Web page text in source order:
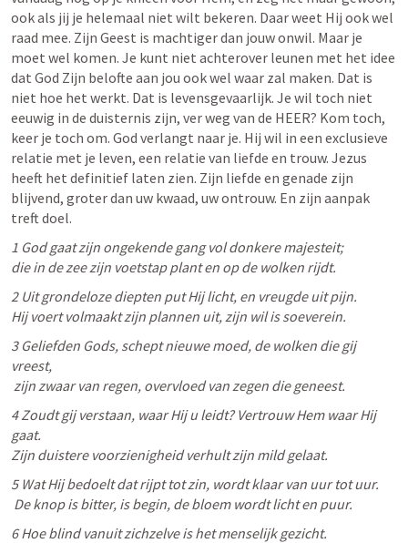
ook als jij je helemaal niet wilt bekeren. Daar weet Hij ook wel
raad mee. Zijn Geest is machtiger dan jouw onwil. Maar je
moet wel komen. Je kunt niet achterover leunen met het idee
dat God Zijn belofte aan jou ook wel waar zal maken. Dat is
niet hoe het werkt. Dat is levensgevaarlijk. Je wil toch niet
eeuwig in de duisternis zijn, ver weg van de HEER? Kom toch,
keer je toch om. God verlangt naar je. Hij wil in een exclusieve
relatie met je leven, een relatie van liefde en trouw. Jezus
heeft het definitief laten zien. Zijn liefde en genade zijn
blijvend, groter dan uw kwaad, uw ontrouw. En zijn aanpak
treft doel.
1 God gaat zijn ongekende gang vol donkere majesteit;
die in de zee zijn voetstap plant en op de wolken rijdt.
2 Uit grondeloze diepten put Hij licht, en vreugde uit pijn.
Hij voert volmaakt zijn plannen uit, zijn wil is soeverein.
3 Geliefden Gods, schept nieuwe moed, de wolken die gij
vreest,
zijn zwaar van regen, overvloed van zegen die geneest.
4 Zoudt gij verstaan, waar Hij u leidt? Vertrouw Hem waar Hij
gaat.
Zijn duistere voorzienigheid verhult zijn mild gelaat.
5 Wat Hij bedoelt dat rijpt tot zin, wordt klaar van uur tot uur.
De knop is bitter, is begin, de bloem wordt licht en puur.
6 Hoe blind vanuit zichzelve is het menselijk gezicht.